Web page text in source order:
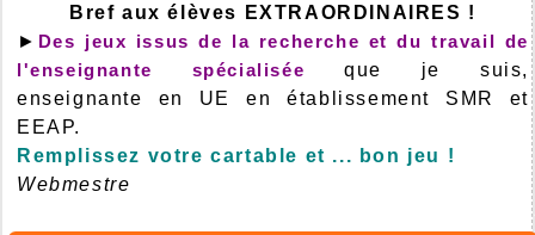
Bref aux élèves EXTRAORDINAIRES !
► Des jeux issus de la recherche et du travail de
l'enseignante spécialisée que je suis,
enseignante en UE en établissement SMR et
EEAP.
Remplissez votre cartable et ... bon jeu !
Webmestre